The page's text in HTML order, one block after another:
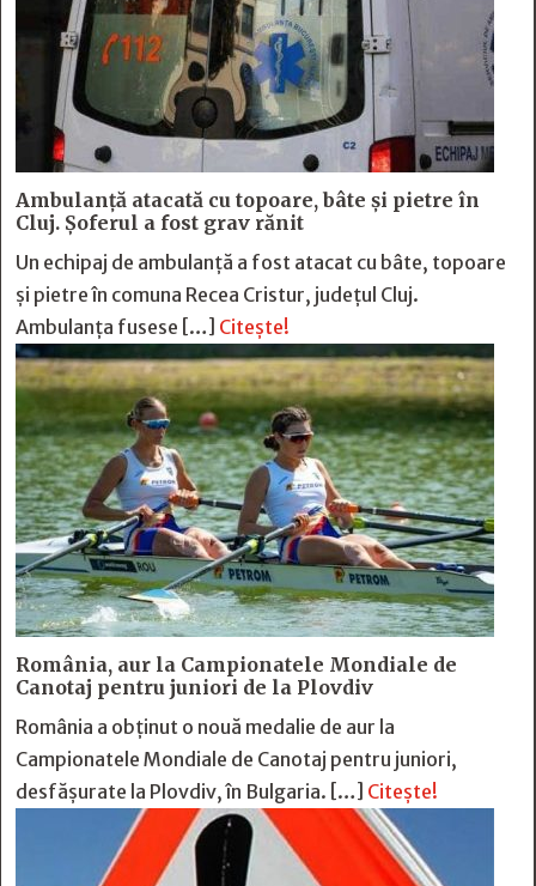
Ambulanță atacată cu topoare, bâte și pietre în
Cluj. Șoferul a fost grav rănit
Un echipaj de ambulanță a fost atacat cu bâte, topoare
și pietre în comuna Recea Cristur, județul Cluj.
Ambulanța fusese […] Citește!
România, aur la Campionatele Mondiale de
Canotaj pentru juniori de la Plovdiv
România a obținut o nouă medalie de aur la
Campionatele Mondiale de Canotaj pentru juniori,
desfășurate la Plovdiv, în Bulgaria. […] Citește!